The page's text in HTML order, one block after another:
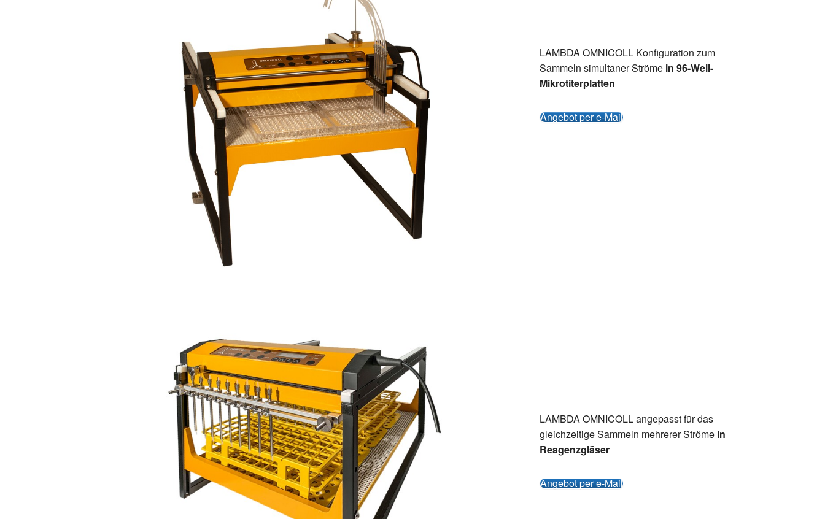
LAMBDA OMNICOLL Konfiguration zum
Sammeln simultaner Strömein 96-Well-
Mikrotiterplatten
Angebot per e-Mail
LAMBDA OMNICOLL angepasst für das
gleichzeitige Sammeln mehrerer Strömein
Reagenzgläser
Angebot per e-Mail